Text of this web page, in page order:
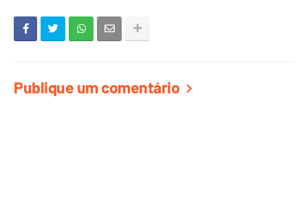
Publique um comentário